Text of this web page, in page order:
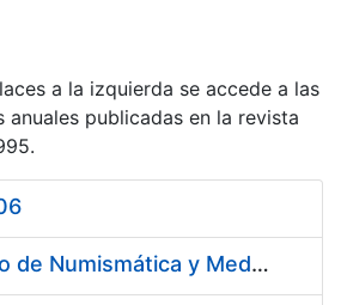
a la izquierda se accede a las
anuales publicadas en la revista
Departamento de Numismática y Medallística Museo Arqueológico Nacional 2006